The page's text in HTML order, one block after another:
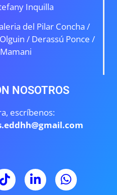
Inquilla
del Pilar Concha /
/ Derassú Ponce /
NOSOTROS
escríbenos: